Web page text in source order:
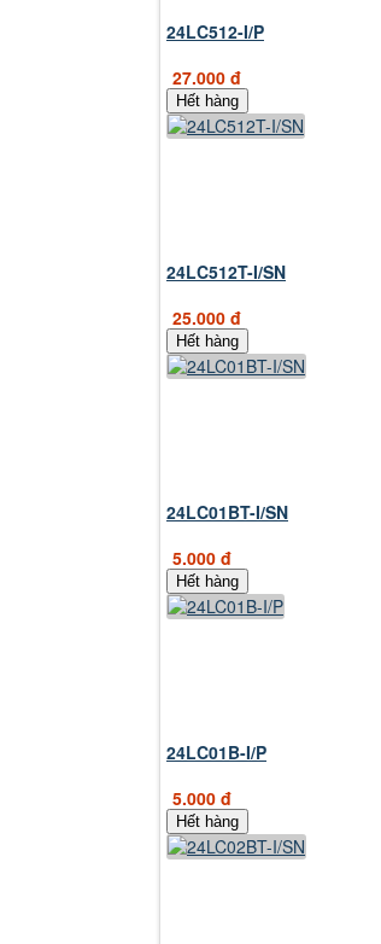
24LC512-I/P
27.000 đ
Hết hàng
24LC512T-I/SN
25.000 đ
Hết hàng
24LC01BT-I/SN
5.000 đ
Hết hàng
24LC01B-I/P
5.000 đ
Hết hàng